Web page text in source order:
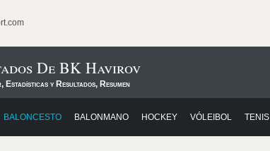
De BK Havirov
y Resultados, Resumen
BALONCESTO BALONMANO HOCKEY VÓLEIBOL TENIS